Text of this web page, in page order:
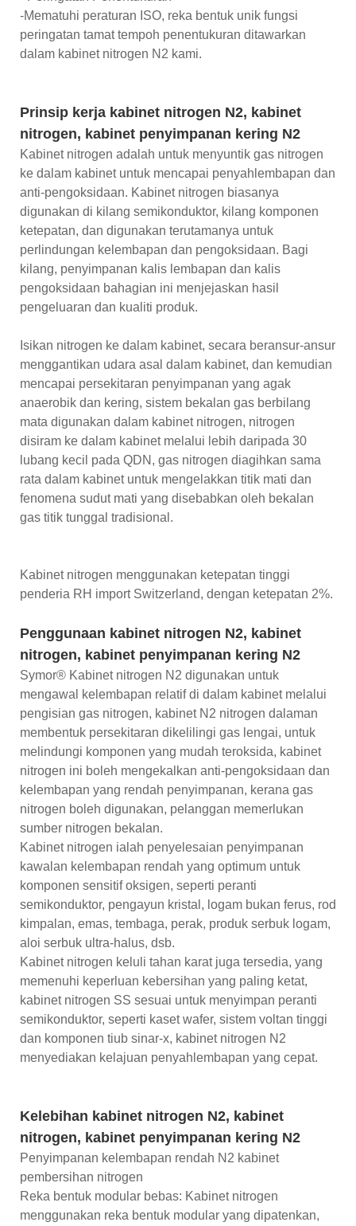
-Mematuhi peraturan ISO, reka bentuk unik fungsi
peringatan tamat tempoh penentukuran ditawarkan
dalam kabinet nitrogen N2 kami.
Prinsip kerja kabinet nitrogen N2, kabinet
nitrogen, kabinet penyimpanan kering N2
Kabinet nitrogen adalah untuk menyuntik gas nitrogen
ke dalam kabinet untuk mencapai penyahlembapan dan
anti-pengoksidaan. Kabinet nitrogen biasanya
digunakan di kilang semikonduktor, kilang komponen
ketepatan, dan digunakan terutamanya untuk
perlindungan kelembapan dan pengoksidaan. Bagi
kilang, penyimpanan kalis lembapan dan kalis
pengoksidaan bahagian ini menjejaskan hasil
pengeluaran dan kualiti produk.
Isikan nitrogen ke dalam kabinet, secara beransur-ansur
menggantikan udara asal dalam kabinet, dan kemudian
mencapai persekitaran penyimpanan yang agak
anaerobik dan kering, sistem bekalan gas berbilang
mata digunakan dalam kabinet nitrogen, nitrogen
disiram ke dalam kabinet melalui lebih daripada 30
lubang kecil pada QDN, gas nitrogen diagihkan sama
rata dalam kabinet untuk mengelakkan titik mati dan
fenomena sudut mati yang disebabkan oleh bekalan
gas titik tunggal tradisional.
Kabinet nitrogen menggunakan ketepatan tinggi
penderia RH import Switzerland, dengan ketepatan 2%.
Penggunaan kabinet nitrogen N2, kabinet
nitrogen, kabinet penyimpanan kering N2
Symor® Kabinet nitrogen N2 digunakan untuk
mengawal kelembapan relatif di dalam kabinet melalui
pengisian gas nitrogen, kabinet N2 nitrogen dalaman
membentuk persekitaran dikelilingi gas lengai, untuk
melindungi komponen yang mudah teroksida, kabinet
nitrogen ini boleh mengekalkan anti-pengoksidaan dan
kelembapan yang rendah penyimpanan, kerana gas
nitrogen boleh digunakan, pelanggan memerlukan
sumber nitrogen bekalan.
Kabinet nitrogen ialah penyelesaian penyimpanan
kawalan kelembapan rendah yang optimum untuk
komponen sensitif oksigen, seperti peranti
semikonduktor, pengayun kristal, logam bukan ferus, rod
kimpalan, emas, tembaga, perak, produk serbuk logam,
aloi serbuk ultra-halus, dsb.
Kabinet nitrogen keluli tahan karat juga tersedia, yang
memenuhi keperluan kebersihan yang paling ketat,
kabinet nitrogen SS sesuai untuk menyimpan peranti
semikonduktor, seperti kaset wafer, sistem voltan tinggi
dan komponen tiub sinar-x, kabinet nitrogen N2
menyediakan kelajuan penyahlembapan yang cepat.
Kelebihan kabinet nitrogen N2, kabinet
nitrogen, kabinet penyimpanan kering N2
Penyimpanan kelembapan rendah N2 kabinet
pembersihan nitrogen
Reka bentuk modular bebas: Kabinet nitrogen
menggunakan reka bentuk modular yang dipatenkan,